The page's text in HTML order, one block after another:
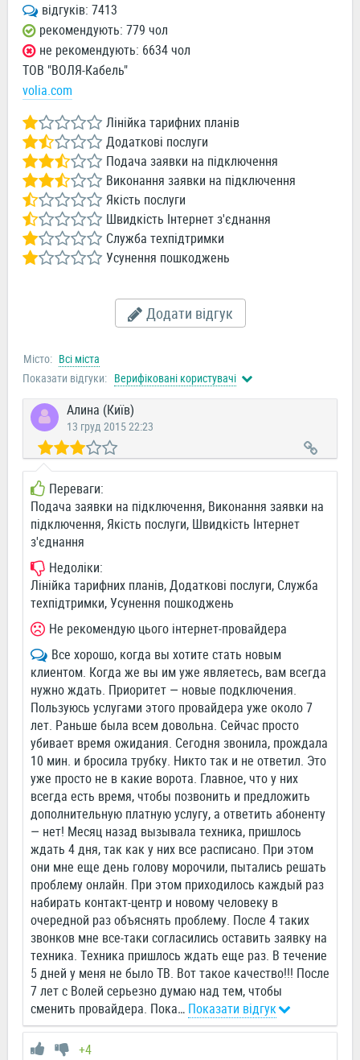
відгуків: 7413
рекомендують: 779 чол
не рекомендують: 6634 чол
ТОВ "ВОЛЯ-Кабель"
volia.com
Лінійка тарифних планів
Додаткові послуги
Подача заявки на підключення
Виконання заявки на підключення
Якість послуги
Швидкість Інтернет з'єднання
Служба техпідтримки
Усунення пошкоджень
Додати відгук
Місто: Всі міста
Показати відгуки: Верифіковані користувачі
Алина (Київ)
13 груд 2015 22:23
Переваги:
Подача заявки на підключення, Виконання заявки на
підключення, Якість послуги, Швидкість Інтернет
з'єднання
Недоліки:
Лінійка тарифних планів, Додаткові послуги, Служба
техпідтримки, Усунення пошкоджень
Не рекомендую цього інтернет-провайдера
Все хорошо, когда вы хотите стать новым
клиентом. Когда же вы им уже являетесь, вам всегда
нужно ждать. Приоритет — новые подключения.
Пользуюсь услугами этого провайдера уже около 7
лет. Раньше была всем довольна. Сейчас просто
убивает время ожидания. Сегодня звонила, прождала
10 мин. и бросила трубку. Никто так и не ответил. Это
уже просто не в какие ворота. Главное, что у них
всегда есть время, чтобы позвонить и предложить
дополнительную платную услугу, а ответить абоненту
— нет! Месяц назад вызывала техника, пришлось
ждать 4 дня, так как у них все расписано. При этом
они мне еще день голову морочили, пытались решать
проблему онлайн. При этом приходилось каждый раз
набирать контакт-центр и новому человеку в
очередной раз объяснять проблему. После 4 таких
звонков мне все-таки согласились оставить заявку на
техника. Техника пришлось ждать еще раз. В течение
5 дней у меня не было ТВ. Вот такое качество!!! После
7 лет с Волей серьезно думаю над тем, чтобы
сменить провайдера. Пока… Показати відгук
+4